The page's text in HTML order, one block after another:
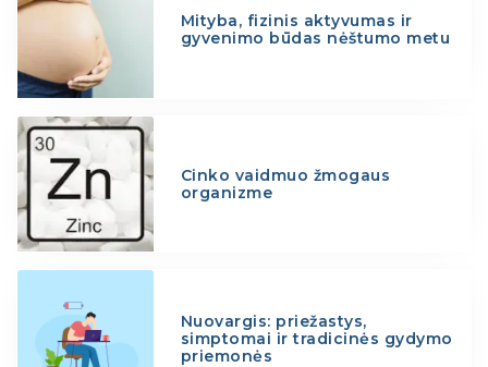
Mityba, fizinis aktyvumas ir
gyvenimo būdas nėštumo metu
Cinko vaidmuo žmogaus
organizme
Nuovargis: priežastys,
simptomai ir tradicinės gydymo
priemonės